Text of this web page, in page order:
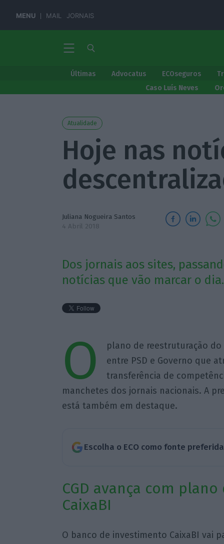
MENU MAIL JORNAIS
Últimas Advocatus ECOseguros
Caso Luís Neves
Atualidade
Hoje nas
Juliana Nogueira Santos
4 Abril 2018
Dos jornais aos sites,
notícias que vão marcar o dia.
O
plano de reestruturação
entre PSD e Governo que
transferência de
manchetes dos jornais nacionais. A
está também em destaque.
Escolha o ECO como fonte
CGD avança com
CaixaBI
O banco de investimento CaixaBI vai